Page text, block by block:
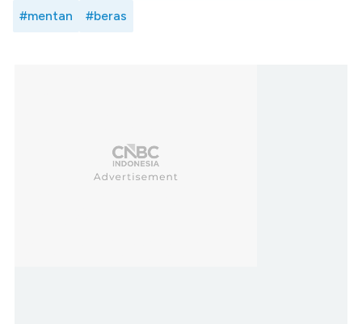
#mentan #beras